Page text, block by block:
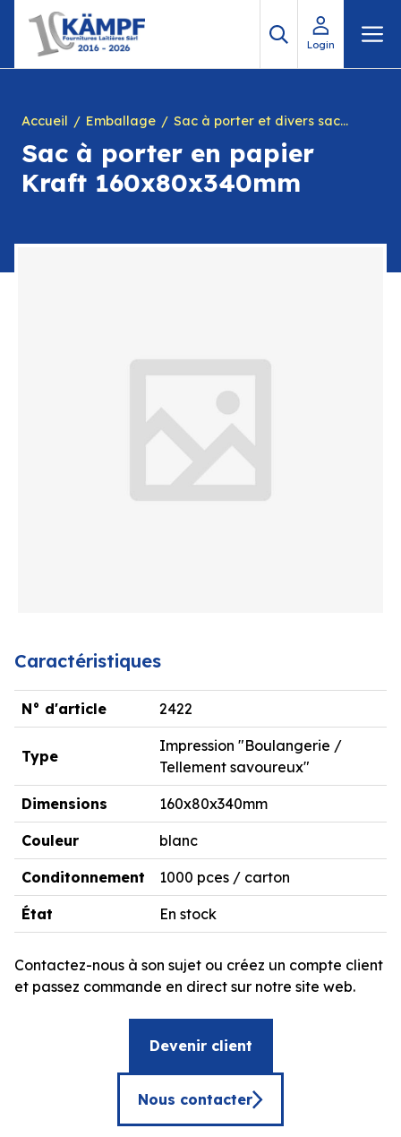
contenu
Login
Accueil Emballage Sac à porter et divers sachets
Sac à porter en papier
Kraft 160x80x340mm
Caractéristiques
N° d'article 2422
Type
Impression "Boulangerie /
Tellement savoureux"
Dimensions 160x80x340mm
Couleur blanc
Conditonnement 1000 pces / carton
État En stock
Contactez-nous à son sujet ou créez un compte client
et passez commande en direct sur notre site web.
Devenir client
Nous contacter